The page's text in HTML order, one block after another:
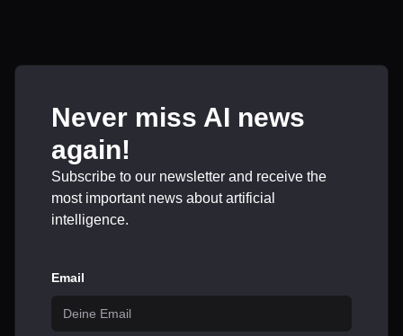
Never miss AI news
again!
Subscribe to our newsletter and receive the
most important news about artificial
intelligence.
Email